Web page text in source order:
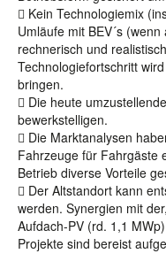
 Kein Technologiemix
Umläufe mit BEV´s
rechnerisch und
Technologiefortschritt
bringen.
 Die heute
bewerkstelligen.
 Die Marktanalysen
Fahrzeuge für Fahrgäste
Betrieb diverse Vorteile
 Der Altstandort kann
werden. Synergien mit
Aufdach-PV (rd. 1,1
Projekte sind bereist